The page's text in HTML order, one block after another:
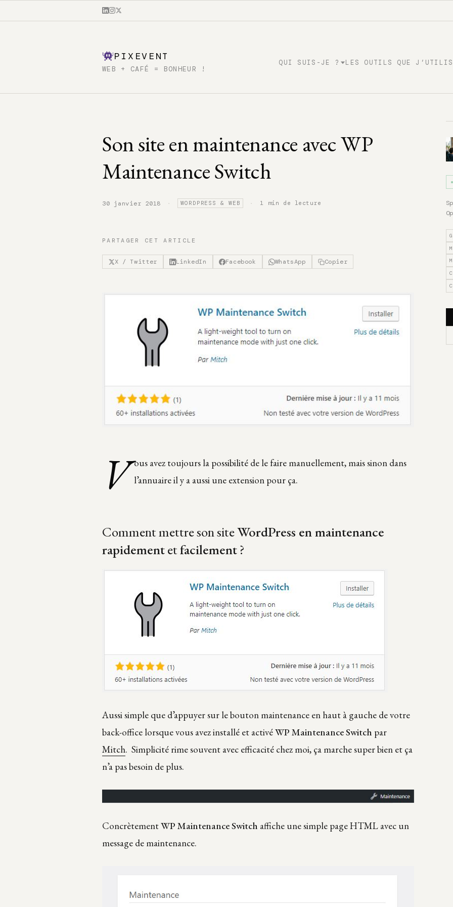
PIXEVENT
WEB + CAFÉ = BONHEUR !
QUI SUIS-JE ? LES OUTILS QUE
Son site en maintenance avec WP
Maintenance Switch
30 janvier 2018 · WORDPRESS & WEB · 1 min de lecture
PARTAGER CET ARTICLE
X / Twitter LinkedIn Facebook WhatsApp Copier
V ous avez toujours la possibilité de le faire manuellement, mais sinon dans
l’annuaire il y a aussi une extension pour ça.
Comment mettre son siteWordPress en maintenance
rapidementetfacilement?
Aussi simple que d’appuyer sur le bouton maintenance en haut à gauche de votre
back-office lorsque vous avez installé et activéWP Maintenance Switch par
Mitch. Simplicité rime souvent avec efficacité chez moi, ça marche super bien et ça
n’a pas besoin de plus.
ConcrètementWP Maintenance Switch affiche une simple page HTML avec un
message de maintenance.